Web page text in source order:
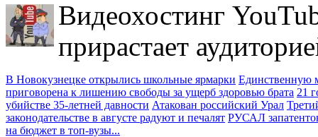
Видеохостинг
прирастает
В Новокузнецке открылись школьные ярмарки Единственную
приговорена к лишению свободы за ущерб здоровью брата 21
убийстве 35-летней давности Атакован российский Урал
законодательстве в августе радуют и печалят РУСАЛ
на бюджет в топ-вузы...